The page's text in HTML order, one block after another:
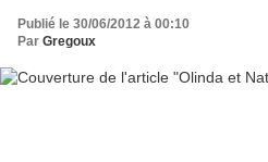
Publié le 30/06/2012 à 00:10
Par Gregoux